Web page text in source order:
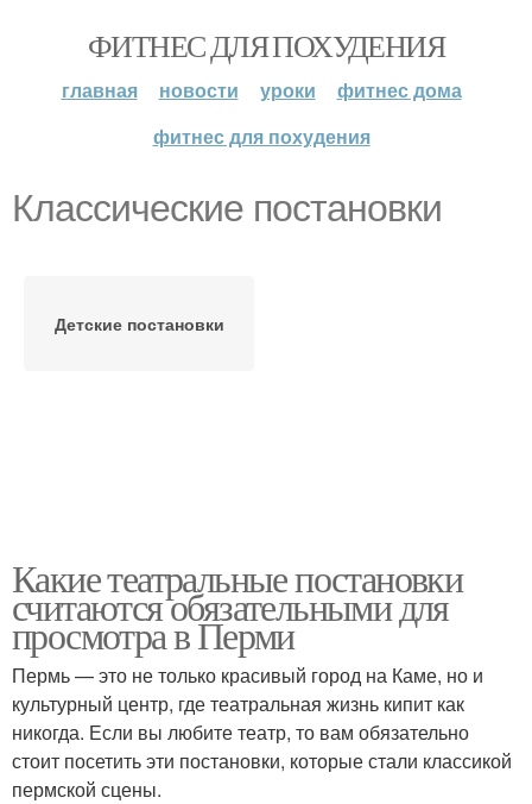
ФИТНЕС ДЛЯ ПОХУДЕНИЯ
главная новости уроки
фитнес дома
фитнес для похудения
Классические постановки
Детские постановки
Какие театральные постановки
считаются обязательными для
просмотра в Перми
Пермь — это не только красивый город на Каме, но и
культурный центр, где театральная жизнь кипит как
никогда. Если вы любите театр, то вам обязательно
стоит посетить эти постановки, которые стали классикой
пермской сцены.